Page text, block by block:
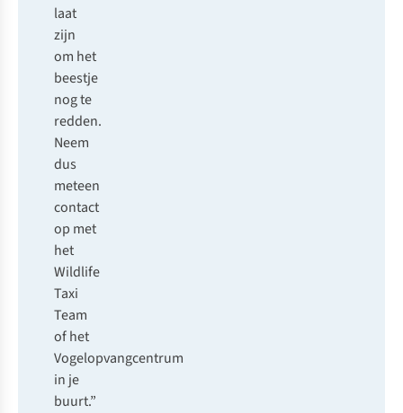
laat
zijn
om het
beestje
nog te
redden.
Neem
dus
meteen
contact
op met
het
Wildlife
Taxi
Team
of het
Vogelopvangcentrum
in je
buurt.”